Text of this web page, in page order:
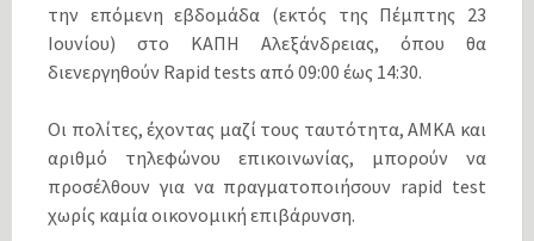
την επόμενη εβδομάδα (εκτός της Πέμπτης 23
Ιουνίου) στο ΚΑΠΗ Αλεξάνδρειας, όπου θα
διενεργηθούν Rapid tests από 09:00 έως 14:30.
Οι πολίτες, έχοντας μαζί τους ταυτότητα, ΑΜΚΑ και
αριθμό τηλεφώνου επικοινωνίας, μπορούν να
προσέλθουν για να πραγματοποιήσουν rapid test
χωρίς καμία οικονομική επιβάρυνση.